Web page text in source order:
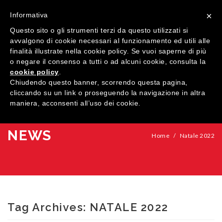
MENU
HOME
AZIENDA
Legno
Porte
ARREDI SU MISURA
NEWS Home / Natale 2022
Tag Archives: NATALE 2022
×
Informativa
Questo sito o gli strumenti terzi da questo utilizzati si
avvalgono di cookie necessari al funzionamento ed utili alle
finalità illustrate nella cookie policy. Se vuoi saperne di più
o negare il consenso a tutti o ad alcuni cookie, consulta la
cookie policy
Chiudendo questo banner, scorrendo questa pagina,
cliccando su un link o proseguendo la navigazione in altra
maniera, acconsenti all’uso dei cookie.